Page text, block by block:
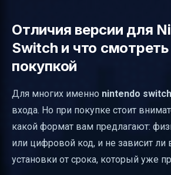
Отличия версии для
Switch и что
покупкой
Для многих именно nintendo switch
входа. Но при покупке стоит
какой формат вам предлагают:
или цифровой код, и не зависит ли
установки от срока, который уже